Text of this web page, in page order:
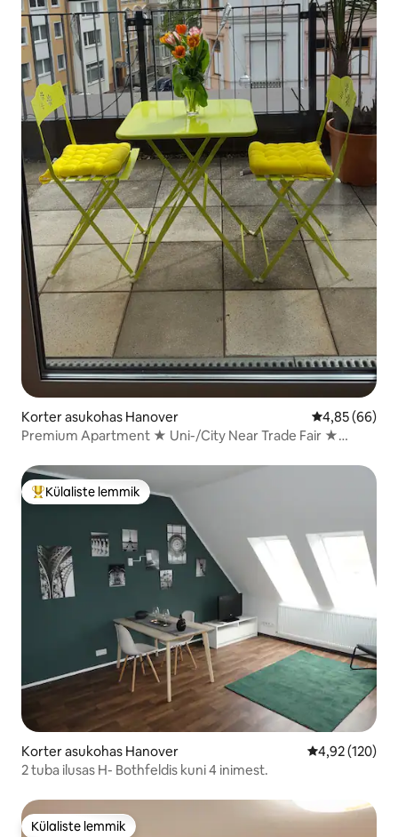
Korter asukohas Hanover Keskmine
4,85 (66)
Premium Apartment ★ Uni-/City Near Trade Fair ★
Külaliste suur lemmik
Külaliste lemmik
Korter asukohas Hanover Keskmine
4,92 (120)
2 tuba ilusas H- Bothfeldis kuni 4 inimest.
Külaliste lemmik